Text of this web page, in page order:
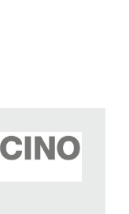
diversi
casetta in sasso
conferma